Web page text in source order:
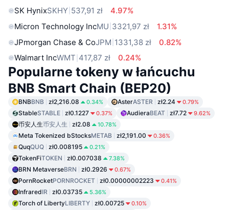
SK HynixSKHY 537,91 zł
4.97%
Micron Technology IncMU 3321,97 zł
1.31%
JPmorgan Chase & CoJPM 1331,38 zł
0.82%
Walmart IncWMT 417,87 zł 0.24%
Popularne tokeny w łańcuchu
BNB Smart Chain (BEP20)
BNBBNB zł2,216.08 0.34% AsterASTER zł2.24 0.79%
StableSTABLE zł0.1227 0.37% AudieraBEAT zł7.72 9.62%
币安人生币安人生 zł2.08 10.78%
Meta Tokenized bStocksMETAB zł2,191.00 0.36%
QuqQUQ zł0.008195 0.21%
TokenFiTOKEN zł0.007038 7.38%
BRN MetaverseBRN zł0.2926 0.67%
PornRocketPORNROCKET zł0.00000002223 0.41%
InfraredIR zł0.03735 5.36%
Torch of LibertyLIBERTY zł0.00725 0.10%